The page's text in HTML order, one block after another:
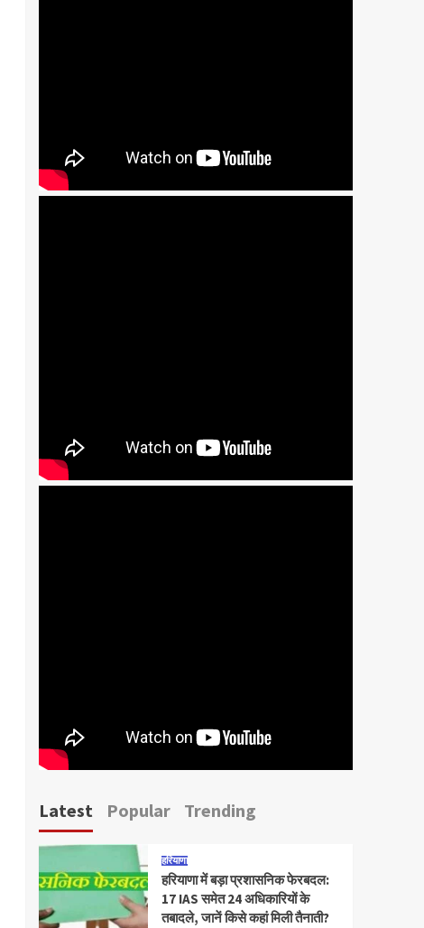
Latest Popular Trending
हरियाणा
हरियाणा में बड़ा प्रशासनिक फेरबदल:
17 IAS समेत 24 अधिकारियों के
तबादले, जानें किसे कहां मिली तैनाती?